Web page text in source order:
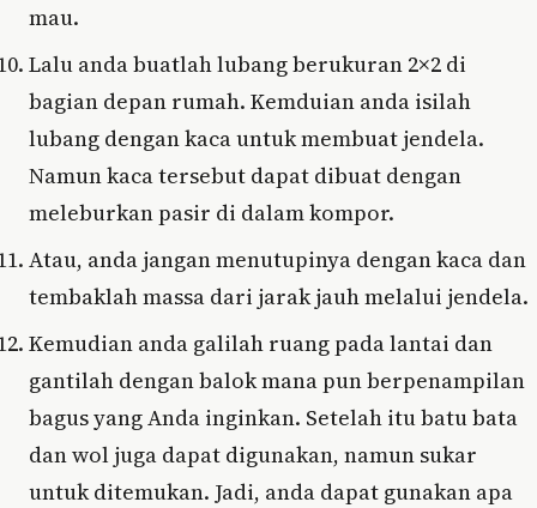
mau.
Lalu anda buatlah lubang berukuran 2×2 di
bagian depan rumah. Kemduian anda isilah
lubang dengan kaca untuk membuat jendela.
Namun kaca tersebut dapat dibuat dengan
meleburkan pasir di dalam kompor.
Atau, anda jangan menutupinya dengan kaca dan
tembaklah massa dari jarak jauh melalui jendela.
Kemudian anda galilah ruang pada lantai dan
gantilah dengan balok mana pun berpenampilan
bagus yang Anda inginkan. Setelah itu batu bata
dan wol juga dapat digunakan, namun sukar
untuk ditemukan. Jadi, anda dapat gunakan apa